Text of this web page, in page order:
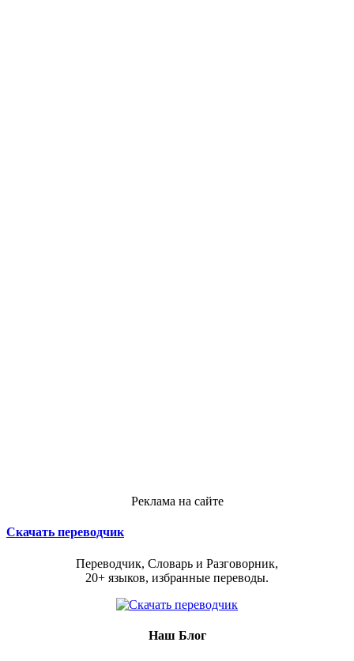
Реклама на сайте
Скачать переводчик
Переводчик, Словарь и Разговорник,
20+ языков, избранные переводы.
Наш Блог